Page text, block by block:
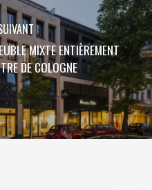
MIXTE ENTIÈREMENT
DE COLOGNE